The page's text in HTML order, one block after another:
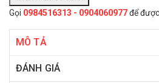
Gọi 0984516313 - 0904060977để
MÔ TẢ
ĐÁNH GIÁ